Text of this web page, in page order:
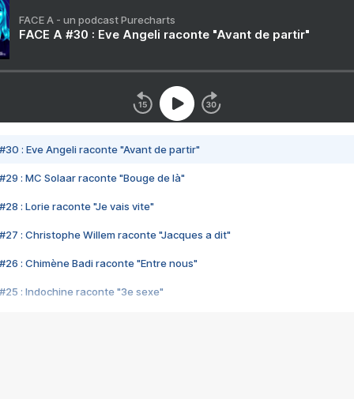
FACE A - un podcast Purecharts
FACE A #30 : Eve Angeli raconte "Avant de partir"
#30 : Eve Angeli raconte "Avant de partir"
#29 : MC Solaar raconte "Bouge de là"
#28 : Lorie raconte "Je vais vite"
#27 : Christophe Willem raconte "Jacques a dit"
#26 : Chimène Badi raconte "Entre nous"
#25 : Indochine raconte "3e sexe"